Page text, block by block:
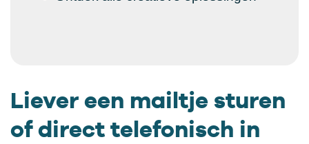
Liever een mailtje sturen
of direct telefonisch in